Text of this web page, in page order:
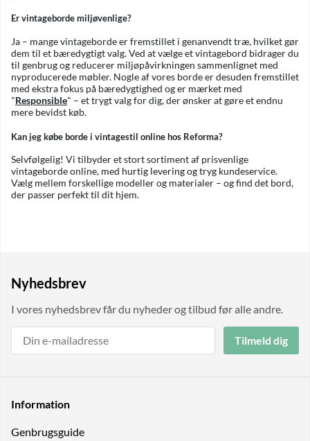
Er vintageborde miljøvenlige?
Ja – mange vintageborde er fremstillet i genanvendt træ, hvilket gør
dem til et bæredygtigt valg. Ved at vælge et vintagebord bidrager du
til genbrug og reducerer miljøpåvirkningen sammenlignet med
nyproducerede møbler. Nogle af vores borde er desuden fremstillet
med ekstra fokus på bæredygtighed og er mærket med
"Responsible" – et trygt valg for dig, der ønsker at gøre et endnu
mere bevidst køb.
Kan jeg købe borde i vintagestil online hos Reforma?
Selvfølgelig! Vi tilbyder et stort sortiment af prisvenlige
vintageborde online, med hurtig levering og tryg kundeservice.
Vælg mellem forskellige modeller og materialer – og find det bord,
der passer perfekt til dit hjem.
Nyhedsbrev
I vores nyhedsbrev får du nyheder og tilbud før alle andre.
Tilmeld dig
Information
Genbrugs­guide